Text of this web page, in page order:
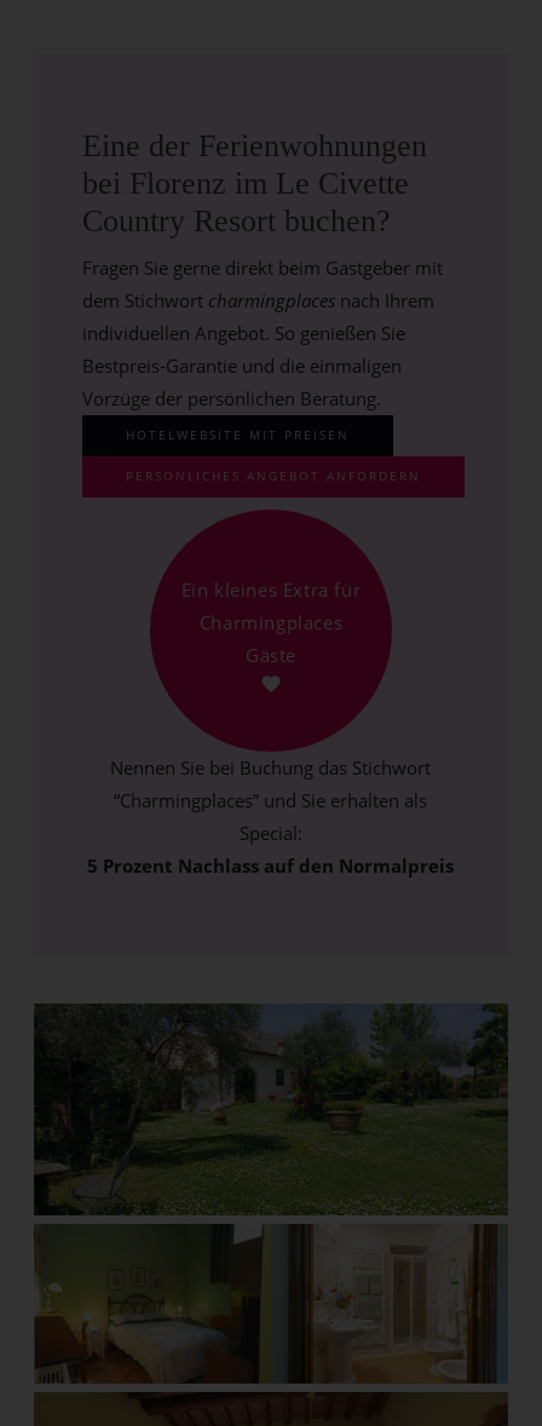
Eine der Ferienwohnungen
bei Florenz im Le Civette
Country Resort buchen?
Fragen Sie gerne direkt beim Gastgeber mit
dem Stichwort charmingplaces nach Ihrem
individuellen Angebot. So genießen Sie
Bestpreis-Garantie und die einmaligen
Vorzüge der persönlichen Beratung.
HOTELWEBSITE MIT PREISEN
PERSÖNLICHES ANGEBOT ANFORDERN
Ein kleines Extra für
Charmingplaces
Gäste
Nennen Sie bei Buchung das Stichwort
“Charmingplaces” und Sie erhalten als
Special:
5 Prozent Nachlass auf den Normalpreis